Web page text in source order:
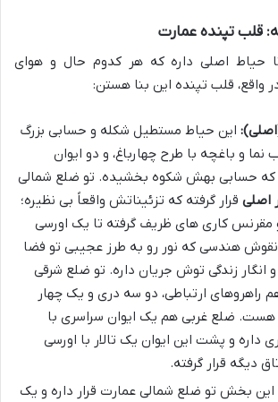
قلب تپنده عمارت
حیاط اصلی داره که هر کدوم حال و هوای
واقع، قلب تپنده این بنا هستن:
این حیاط مستطیل شکله و حسابی بزرگ
نما و باغچه با طرح چهارباغ، و دو ایوان
که حسابی بهش شکوه بخشیده. تو ضلع شمالی
اصلی قرار گرفته که تزئیناتش واقعاً بی نظیره؛
مقرنس کاری های ظریف گرفته تا یک اورسی
نقوش هندسی که نور رو به طرز عجیبی تو فضا
زندگی توش جریان داره. تو ضلع شرقی
راهروهای ارتباطی، دو سه دری و یک چهار
هست. ضلع غربی هم یک ایوان سراسری با
داره و پشت این ایوان یک تالار با اورسی
دیگه قرار گرفته.
این بخش تو ضلع شمالی عمارت قرار داره و یک